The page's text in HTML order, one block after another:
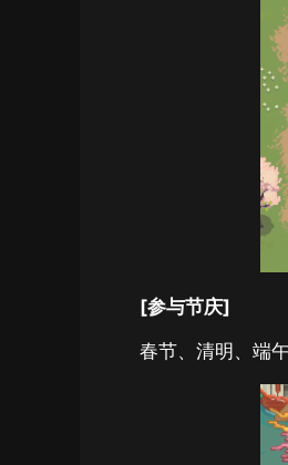
[参与节庆]
春节、清明、端